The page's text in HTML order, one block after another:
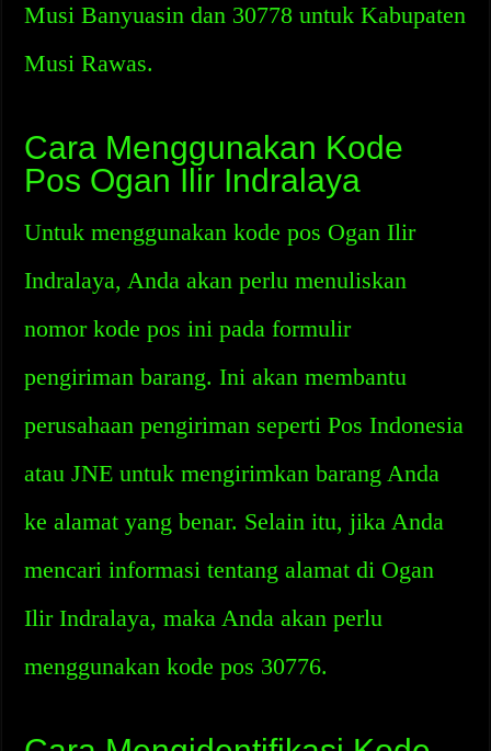
Musi Banyuasin dan 30778 untuk Kabupaten
Musi Rawas.
Cara Menggunakan Kode
Pos Ogan Ilir Indralaya
Untuk menggunakan kode pos Ogan Ilir
Indralaya, Anda akan perlu menuliskan
nomor kode pos ini pada formulir
pengiriman barang. Ini akan membantu
perusahaan pengiriman seperti Pos Indonesia
atau JNE untuk mengirimkan barang Anda
ke alamat yang benar. Selain itu, jika Anda
mencari informasi tentang alamat di Ogan
Ilir Indralaya, maka Anda akan perlu
menggunakan kode pos 30776.